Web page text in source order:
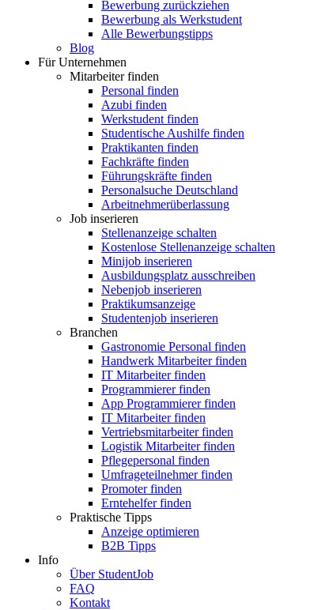
Bewerbung zurückziehen
Bewerbung als Werkstudent
Alle Bewerbungstipps
Blog
Für Unternehmen
Mitarbeiter finden
Personal finden
Azubi finden
Werkstudent finden
Studentische Aushilfe finden
Praktikanten finden
Fachkräfte finden
Führungskräfte finden
Personalsuche Deutschland
Arbeitnehmerüberlassung
Job inserieren
Stellenanzeige schalten
Kostenlose Stellenanzeige schalten
Minijob inserieren
Ausbildungsplatz ausschreiben
Nebenjob inserieren
Praktikumsanzeige
Studentenjob inserieren
Branchen
Gastronomie Personal finden
Handwerk Mitarbeiter finden
IT Mitarbeiter finden
Programmierer finden
App Programmierer finden
IT Mitarbeiter finden
Vertriebsmitarbeiter finden
Logistik Mitarbeiter finden
Pflegepersonal finden
Umfrageteilnehmer finden
Promoter finden
Erntehelfer finden
Praktische Tipps
Anzeige optimieren
B2B Tipps
Info
Über StudentJob
FAQ
Kontakt